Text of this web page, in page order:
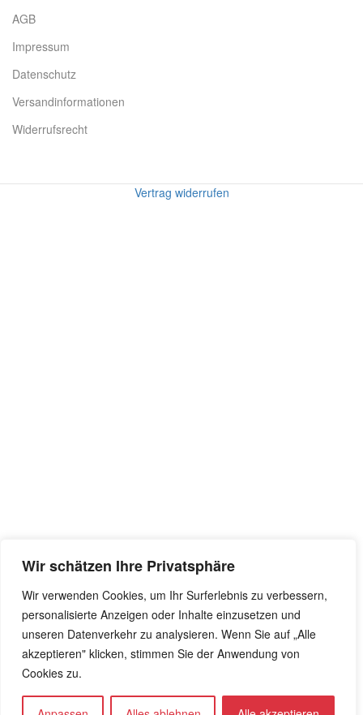
Wir schätzen Ihre Privatsphäre
Wir verwenden Cookies, um Ihr Surferlebnis zu verbessern,
personalisierte Anzeigen oder Inhalte einzusetzen und
unseren Datenverkehr zu analysieren. Wenn Sie auf „Alle
akzeptieren" klicken, stimmen Sie der Anwendung von
Cookies zu.
AGB
Impressum
Datenschutz
Versandinformationen
Widerrufsrecht
Vertrag widerrufen